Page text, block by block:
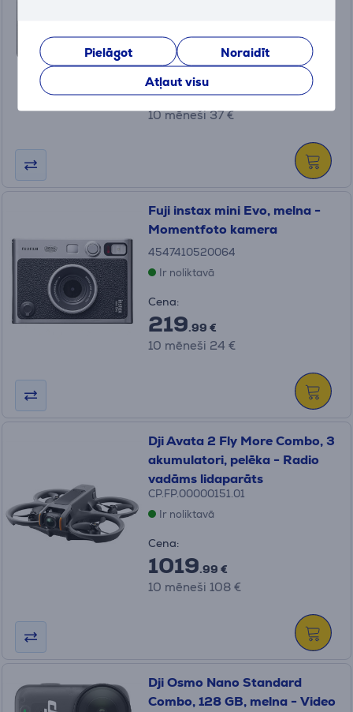
Pielāgot
Noraidīt
Atļaut visu
Ir noliktavā
Cena:
349.99 €
10 mēneši 37 €
Fuji instax mini Evo, melna -
Momentfoto kamera
4547410520064
Ir noliktavā
Cena:
219.99 €
10 mēneši 24 €
Dji Avata 2 Fly More Combo, 3
akumulatori, pelēka - Radio
vadāms lidaparāts
CP.FP.00000151.01
Ir noliktavā
Cena:
1019.99 €
10 mēneši 108 €
Dji Osmo Nano Standard
Combo, 128 GB, melna - Video